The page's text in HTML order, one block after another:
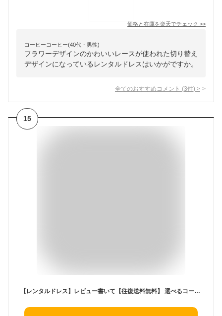
価格と在庫を楽天でチェック >>
コーヒーコーヒー(40代・男性)
フラワーデザインのかわいいレースが使われた切り替え
デザインになっているレンタルドレスはいかがですか。
全てのおすすめコメント (3件) >
15
【レンタルドレス】レビュー書いて【往復送料無料】 選べるコーデ ゲストドレス フォーマル パーティードレス コクーンドレス ベージュ/ライトグレー/ネイビー/ピンク/グレージュ 袖あり ひざ下丈 ミモレ 結婚式 お呼ばれ 7号/S 9号/M 11号/L 13号/LL 15号/3L 17号/4L 大きい